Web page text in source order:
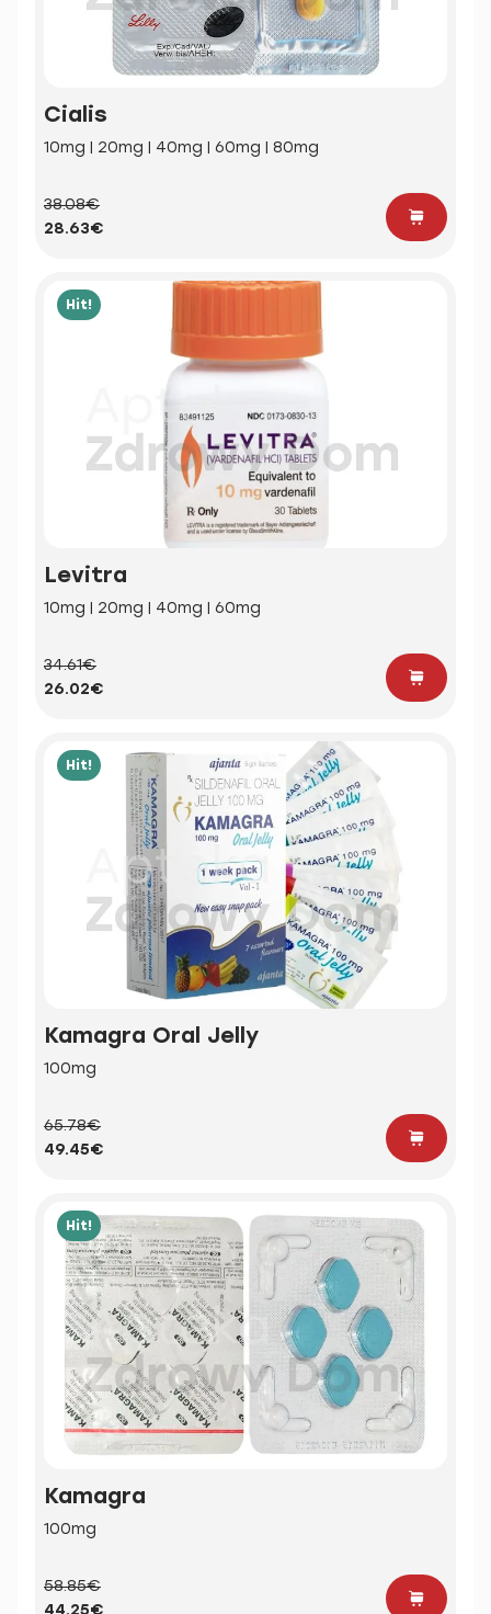
Cialis
10mg | 20mg | 40mg | 60mg | 80mg
38.08€
28.63€
Hit!
Levitra
10mg | 20mg | 40mg | 60mg
34.61€
26.02€
Hit!
Kamagra Oral Jelly
100mg
65.78€
49.45€
Hit!
Kamagra
100mg
58.85€
44.25€